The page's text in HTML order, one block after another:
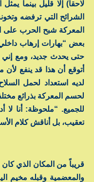
لاحقاً) إلا قليل بينما
الشرائح التي ترفضه
المعركة شبح الحرب على
بعض “بهارات إرهاب
حتى يحدث جديد، ومع إني
أتوقع أن هذا قد ينفع
لديه استعداد لحمل
لحسم المعركة بذرائع
للجميع. “ملحوظة: أنا
تعقيب، بل أناقش كلام
قريباً من المكان الذي
والمعضمية وقبله مخيم